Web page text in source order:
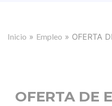
Inicio » Empleo » OFERTA
OFERTA DE